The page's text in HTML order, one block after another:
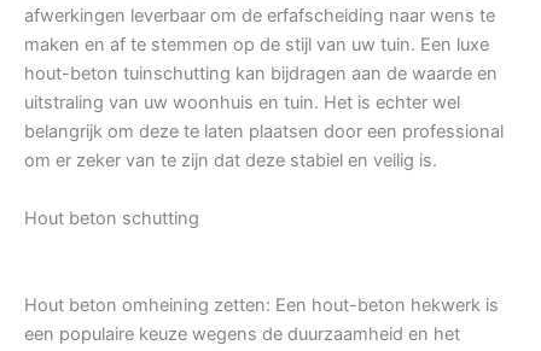
afwerkingen leverbaar om de erfafscheiding naar wens te
maken en af te stemmen op de stijl van uw tuin. Een luxe
hout-beton tuinschutting kan bijdragen aan de waarde en
uitstraling van uw woonhuis en tuin. Het is echter wel
belangrijk om deze te laten plaatsen door een professional
om er zeker van te zijn dat deze stabiel en veilig is.
Hout beton schutting
Hout beton omheining zetten: Een hout-beton hekwerk is
een populaire keuze wegens de duurzaamheid en het